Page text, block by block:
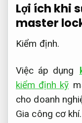
Lợi ích khi
master
Kiểm định.
Việc áp dụng
kiểm định kỹ
cho doanh
Gia công cơ khí.